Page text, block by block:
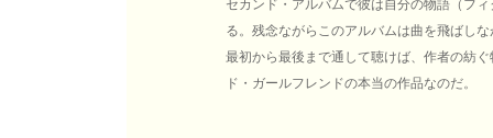
セカンド・アルバムで彼は自分の物語（フ
る。残念ながらこのアルバムは曲を飛ばし
最初から最後まで通して聴けば、作者の紡
ド・ガールフレンドの本当の作品なのだ。